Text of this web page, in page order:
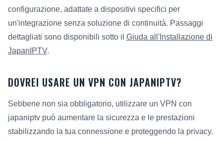
configurazione, adattate a dispositivi specifici per
un'integrazione senza soluzione di continuità. Passaggi
dettagliati sono disponibili sotto il Giuda all'Installazione di
JapanIPTV.
DOVREI USARE UN VPN CON JAPANIPTV?
Sebbene non sia obbligatorio, utilizzare un VPN con
japaniptv può aumentare la sicurezza e le prestazioni
stabilizzando la tua connessione e proteggendo la privacy.